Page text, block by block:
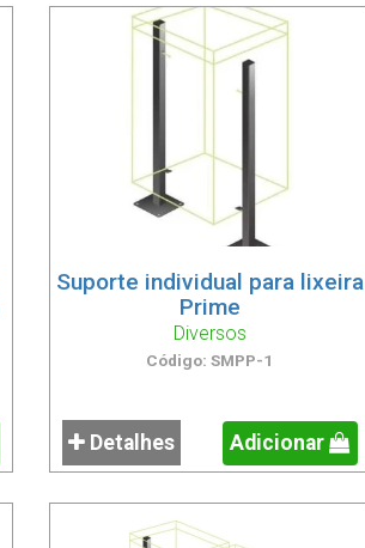
Suporte individual para lixeira
Prime
Diversos
Código: SMPP-1
Detalhes Adicionar